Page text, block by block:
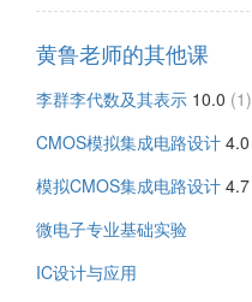
黄鲁老师的其他课
李群李代数及其表示 10.0 (1)
CMOS模拟集成电路设计 4.0
模拟CMOS集成电路设计 4.7
微电子专业基础实验
IC设计与应用